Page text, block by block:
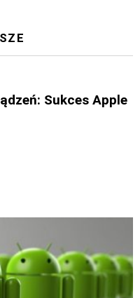
Sukces Apple